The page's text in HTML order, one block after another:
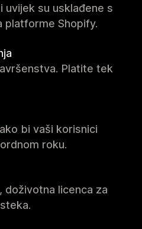
uvijek su usklađene s
platforme Shopify.
Platite tek
bi vaši korisnici
roku.
doživotna licenca za